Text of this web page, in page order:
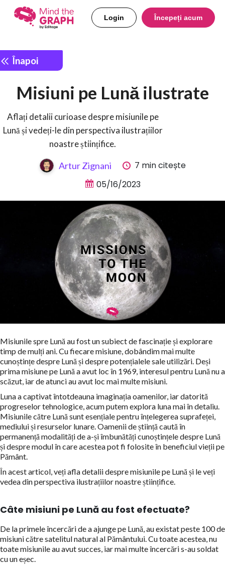
Login Începeți acum
Înapoi
Misiuni pe Lună ilustrate
Aflați detalii curioase despre misiunile pe
Lună și vedeți-le din perspectiva ilustrațiilor
noastre științifice.
Artur Zignani
7 min citește
05/16/2023
Misiunile spre Lună au fost un subiect de fascinație și explorare
timp de mulți ani. Cu fiecare misiune, dobândim mai multe
cunoștințe despre Lună și despre potențialele sale utilizări. Deși
prima misiune pe Lună a avut loc în 1969, interesul pentru Lună nu a
scăzut, iar de atunci au avut loc mai multe misiuni.
Luna a captivat întotdeauna imaginația oamenilor, iar datorită
progreselor tehnologice, acum putem explora luna mai în detaliu.
Misiunile către Lună sunt esențiale pentru înțelegerea suprafeței,
mediului și resurselor lunare. Oamenii de știință caută în
permanență modalități de a-și îmbunătăți cunoștințele despre Lună
și despre modul în care acestea pot fi folosite în beneficiul vieții pe
Pământ.
În acest articol, veți afla detalii despre misiunile pe Lună și le veți
vedea din perspectiva ilustrațiilor noastre științifice.
Câte misiuni pe Lună au fost efectuate?
De la primele încercări de a ajunge pe Lună, au existat peste 100 de
misiuni către satelitul natural al Pământului. Cu toate acestea, nu
toate misiunile au avut succes, iar mai multe încercări s-au soldat
cu un eșec.